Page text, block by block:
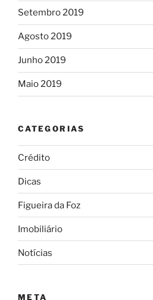
Setembro 2019
Agosto 2019
Junho 2019
Maio 2019
CATEGORIAS
Crédito
Dicas
Figueira da Foz
Imobiliário
Notícias
META